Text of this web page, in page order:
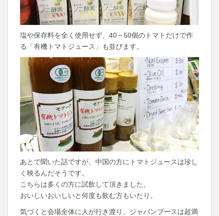
塩や保存料を全く使用せず、40～50個のトマトだけで作
る「有機トマトジュース」も並びます。
あとで聞いた話ですが、中国の方にトマトジュースは珍し
く映るんだそうです。
こちらは多くの方に試飲して頂きました。
おいしいおいしいと何度も飲む方もいたり。
気づくと会場全体に人が行き渡り、ジャパンブースは超満